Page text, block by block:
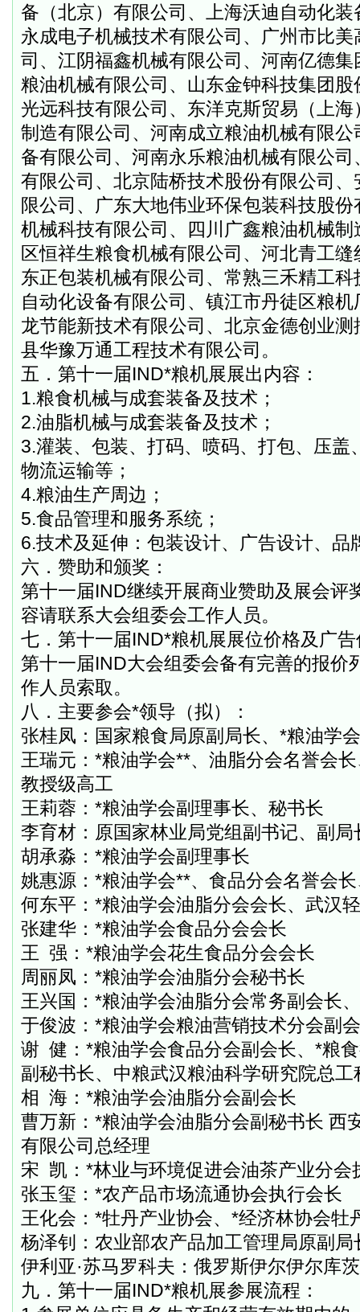
备（北京）有限公司、上海沃迪自动化
永成电子机械技术有限公司、广州市比
司、江阴福鑫机械有限公司、河南亿德
粮油机械有限公司、山东金钟科技集团
光远科技有限公司、东洋克斯贸易（上
制造有限公司、河南成立粮油机械有限
备有限公司、河南永乐粮油机械有限公
有限公司、北京陆桥技术股份有限公司
限公司、广东大地伟业环保包装科技股
机械科技有限公司、四川广鑫粮油机械
区恒祥生粮食机械有限公司、河北青工
东正包装机械有限公司、常熟三禾精工
自动化设备有限公司、镇江市丹徒区粮
龙节能新技术有限公司、北京金德创业
县华豫万通工程技术有限公司。
五．第十一届IND*粮机展展出内容：
1.粮食机械与成套装备及技术；
2.油脂机械与成套装备及技术；
3.灌装、包装、打码、喷码、打包、压盖
物流运输等；
4.粮油生产周边；
5.食品管理和服务系统；
6.技术及延伸：包装设计、广告设计、品
六．赞助和颁奖：
第十一届IND继续开展商业赞助及展会评
容请联系大会组委会工作人员。
七．第十一届IND*粮机展展位价格及广
第十一届IND大会组委会备有完善的报价
作人员索取。
八．主要参会*领导（拟）：
张桂凤：国家粮食局原副局长、*粮油学
王瑞元：*粮油学会**、油脂分会名誉会
教授级高工
王莉蓉：*粮油学会副理事长、秘书长
李育材：原国家林业局党组副书记、副
胡承淼：*粮油学会副理事长
姚惠源：*粮油学会**、食品分会名誉会
何东平：*粮油学会油脂分会会长、武汉
张建华：*粮油学会食品分会会长
王 强：*粮油学会花生食品分会会长
周丽凤：*粮油学会油脂分会秘书长
王兴国：*粮油学会油脂分会常务副会长
于俊波：*粮油学会粮油营销技术分会副
谢 健：*粮油学会食品分会副会长、*粮
副秘书长、中粮武汉粮油科学研究院总工
相 海：*粮油学会油脂分会副会长
曹万新：*粮油学会油脂分会副秘书长 西
有限公司总经理
宋 凯：*林业与环境促进会油茶产业分会
张玉玺：*农产品市场流通协会执行会长
王化会：*牡丹产业协会、*经济林协会牡
杨泽钊：农业部农产品加工管理局原副局
伊利亚·苏马罗科夫：俄罗斯伊尔伊尔库
九．第十一届IND*粮机展参展流程：